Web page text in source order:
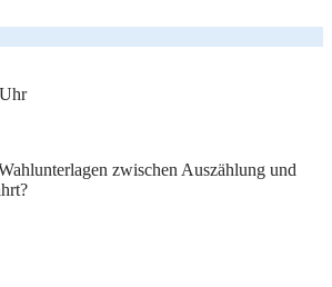
zwischen Auszählung und